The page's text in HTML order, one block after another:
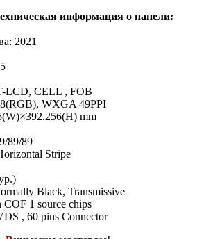
информация о панели:
2021
LCD, CELL , FOB
WXGA 49PPI
mm
89/89
Stripe
Black, Transmissive
1 source chips
, 60 pins Connector